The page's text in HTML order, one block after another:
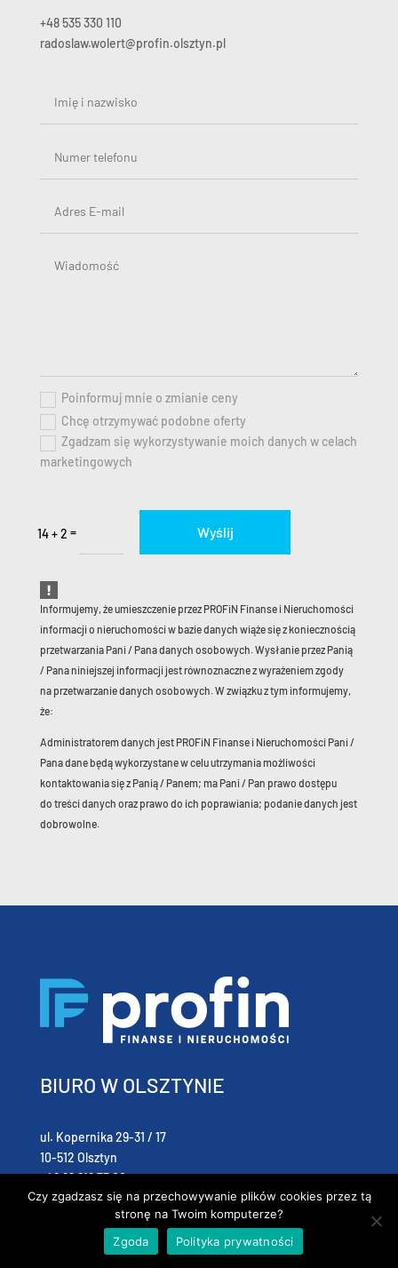
+48 535 330 110
radoslaw.wolert@profin.olsztyn.pl
Poinformuj mnie o zmianie ceny
Chcę otrzymywać podobne oferty
Zgadzam się wykorzystywanie moich danych w celach
marketingowych
14 + 2 = Wyślij
Informujemy, że umieszczenie przez PROFiN Finanse i Nieruchomości
informacji o nieruchomości w bazie danych wiąże się z koniecznością
przetwarzania Pani / Pana danych osobowych. Wysłanie przez Panią
/ Pana niniejszej informacji jest równoznaczne z wyrażeniem zgody
na przetwarzanie danych osobowych. W związku z tym informujemy,
że:
Administratorem danych jest PROFiN Finanse i Nieruchomości Pani /
Pana dane będą wykorzystane w celu utrzymania możliwości
kontaktowania się z Panią / Panem; ma Pani / Pan prawo dostępu
do treści danych oraz prawo do ich poprawiania; podanie danych jest
dobrowolne.
BIURO W OLSZTYNIE
ul. Kopernika 29-31 / 17
10-512 Olsztyn
+48 89 616 75 00
BĄDŹ NA BIEŻĄCO
Czy zgadzasz się na przechowywanie plików cookies przez tą
stronę na Twoim komputerze?
Zgoda
Polityka prywatności